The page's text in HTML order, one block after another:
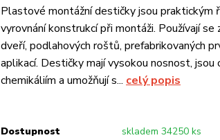
Plastové montážní destičky jsou praktickým
vyrovnání konstrukcí při montáži. Používají se
dveří, podlahových roštů, prefabrikovaných
aplikací. Destičky mají vysokou nosnost,
chemikáliím a umožňují s... celý popis
Dostupnost
skladem 34250 ks